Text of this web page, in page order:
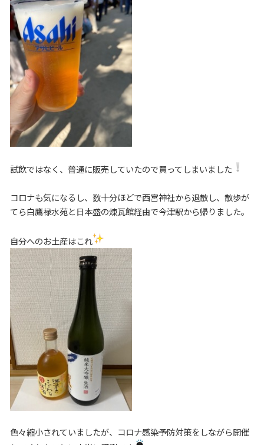
試飲ではなく、普通に販売していたので買ってしまいました
コロナも気になるし、数十分ほどで西宮神社から退散し、散歩が
てら白鷹禄水苑と日本盛の煉瓦館経由で今津駅から帰りました。
自分へのお土産はこれ
色々縮小されていましたが、コロナ感染予防対策をしながら開催